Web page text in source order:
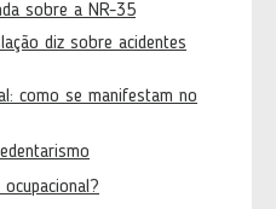
sobre a NR-35
diz sobre acidentes
como se manifestam no